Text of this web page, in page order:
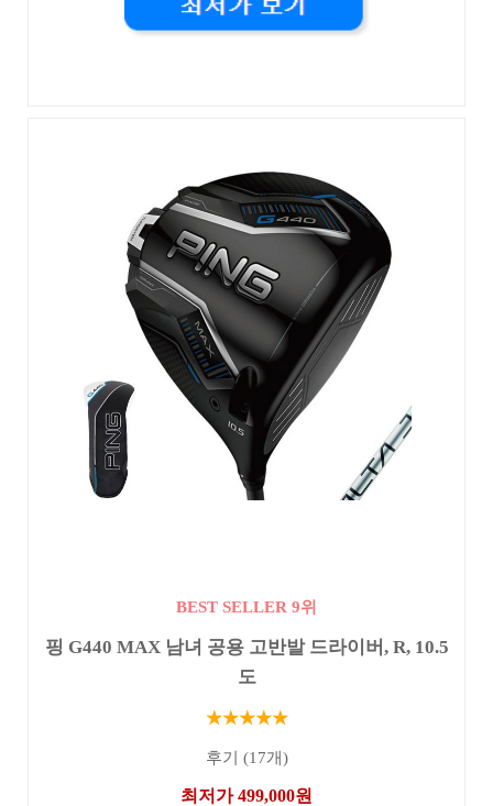
BEST SELLER 9위
핑 G440 MAX 남녀 공용 고반발 드라이버, R, 10.5
도
★★★★★
후기 (17개)
최저가 499,000원